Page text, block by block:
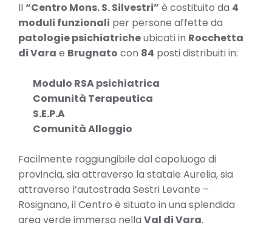
Il“Centro Mons. S. Silvestri” è costituito da 4
moduli funzionali per persone affette da
patologie psichiatricheubicati in Rocchetta
di Vara e Brugnato con 84 posti distribuiti in:
Modulo RSA psichiatrica
Comunità Terapeutica
S.E.P.A
Comunità Alloggio
Facilmente raggiungibile dal capoluogo di
provincia, sia attraverso la statale Aurelia, sia
attraverso l’autostrada Sestri Levante –
Rosignano, il Centro è situato in una splendida
area verde immersa nella Val di Vara.